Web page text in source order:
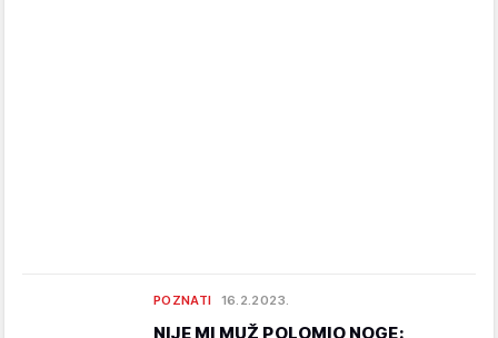
POZNATI 16.2.2023.
NIJE MI MUŽ POLOMIO NOGE: